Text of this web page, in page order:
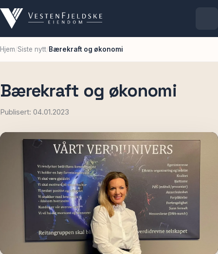
Eiendommer
Ledige lokaler
For leietakere
Aktuelt
Kontakt
Spør oss
Hjem/Siste nytt/Bærekraft og økonomi
Bærekraft og økonomi
Publisert: 04.01.2023